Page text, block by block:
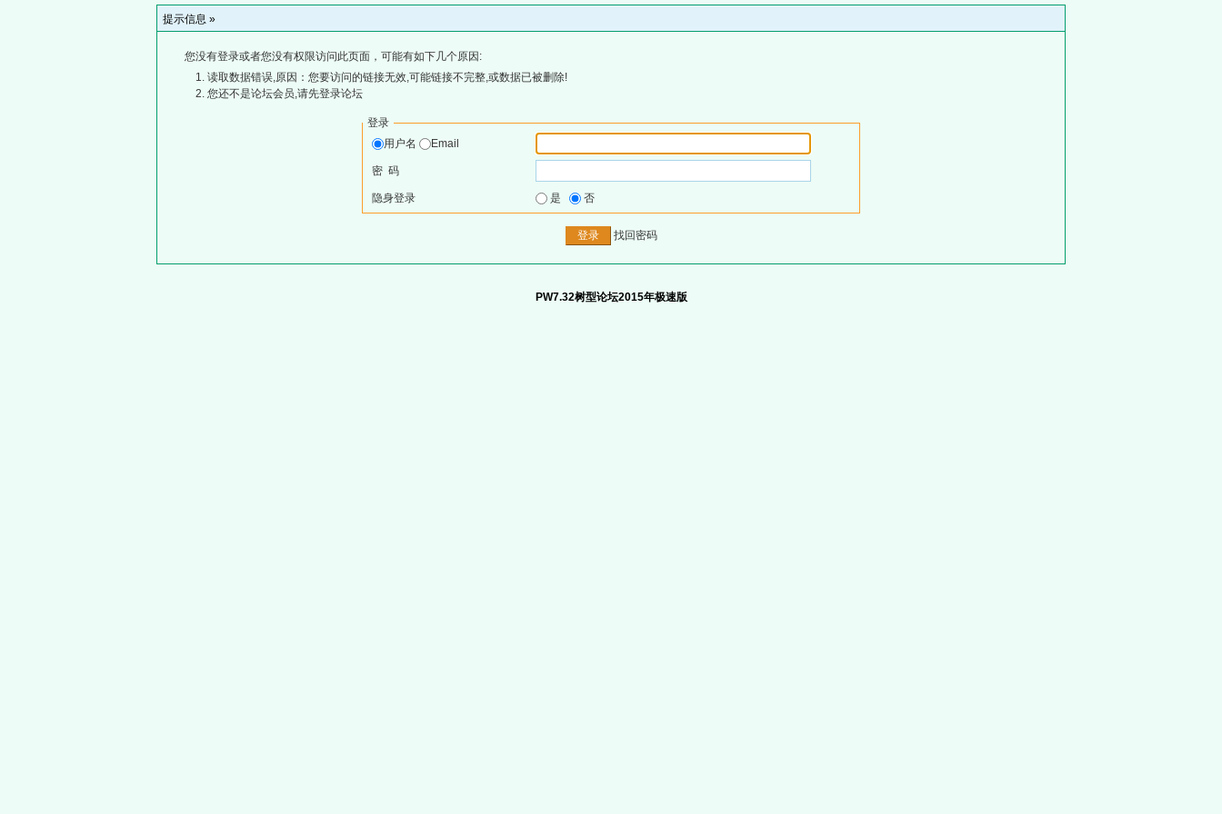
提示信息 »
您没有登录或者您没有权限访问此页面，可能有如下几个原因:
读取数据错误,原因：您要访问的链接无效,可能链接不完整,或数据已被删除!
您还不是论坛会员,请先登录论坛
登录
用户名
Email
密 码
隐身登录 是 否
找回密码
PW7.32树型论坛2015年极速版